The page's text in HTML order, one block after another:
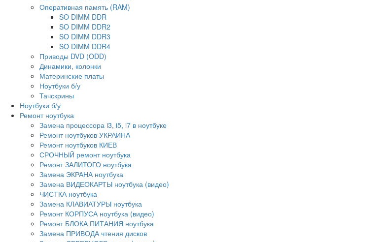
Оперативная память (RAM)
SO DIMM DDR
SO DIMM DDR2
SO DIMM DDR3
SO DIMM DDR4
Приводы DVD (ODD)
Динамики, колонки
Материнские платы
Ноутбуки б/у
Тачскрины
Ноутбуки б/у
Ремонт ноутбука
Замена процессора i3, i5, i7 в ноутбуке
Ремонт ноутбуков УКРАИНА
Ремонт ноутбуков КИЕВ
СРОЧНЫЙ ремонт ноутбука
Ремонт ЗАЛИТОГО ноутбука
Замена ЭКРАНА ноутбука
Замена ВИДЕОКАРТЫ ноутбука (видео)
ЧИСТКА ноутбука
Замена КЛАВИАТУРЫ ноутбука
Ремонт КОРПУСА ноутбука (видео)
Ремонт БЛОКА ПИТАНИЯ ноутбука
Замена ПРИВОДА чтения дисков